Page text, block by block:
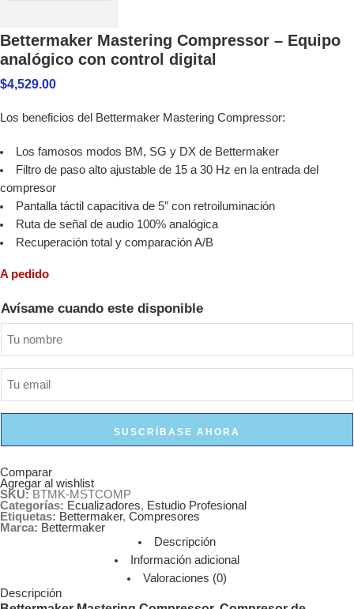
Bettermaker Mastering Compressor – Equipo
analógico con control digital
$4,529.00
Los beneficios del Bettermaker Mastering Compressor:
Los famosos modos BM, SG y DX de Bettermaker
Filtro de paso alto ajustable de 15 a 30 Hz en la entrada del
compresor
Pantalla táctil capacitiva de 5″ con retroiluminación
Ruta de señal de audio 100% analógica
Recuperación total y comparación A/B
A pedido
Avísame cuando este disponible
SUSCRÍBASE AHORA
Comparar
Agregar al wishlist
SKU: BTMK-MSTCOMP
Categorías: Ecualizadores, Estudio Profesional
Etiquetas: Bettermaker, Compresores
Marca: Bettermaker
Descripción
Información adicional
Valoraciones (0)
Descripción